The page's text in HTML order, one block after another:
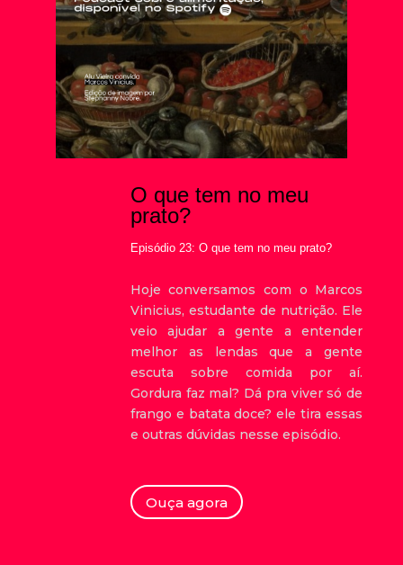
O que tem no meu
prato?
Episódio 23: O que tem no meu prato?
Hoje conversamos com o Marcos
Vinicius, estudante de nutrição. Ele
veio ajudar a gente a entender
melhor as lendas que a gente
escuta sobre comida por aí.
Gordura faz mal? Dá pra viver só de
frango e batata doce? ele tira essas
e outras dúvidas nesse episódio.
Ouça agora